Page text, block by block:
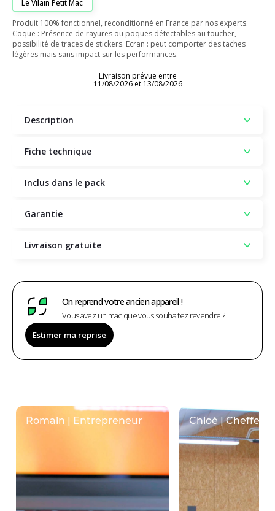
Le Vilain Petit Mac
Produit 100% fonctionnel, reconditionné en France par nos experts.
Coque : Présence de rayures ou poques détectables au toucher,
possibilité de traces de stickers. Ecran : peut comporter des taches
légères mais sans impact sur les performances.
Livraison prévue entre
11/08/2026 et 13/08/2026
Description
Fiche technique
Inclus dans le pack
Garantie
Livraison gratuite
On reprend votre ancien appareil !
Vous avez un mac que vous souhaitez revendre ?
Estimer ma reprise